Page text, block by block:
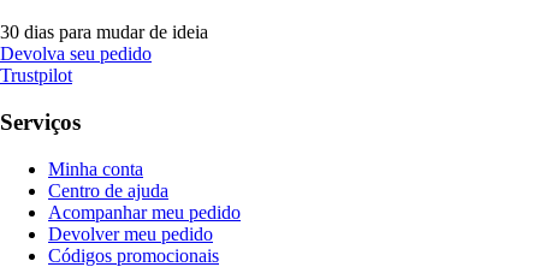
30 dias para mudar de ideia
Devolva seu pedido
Trustpilot
Serviços
Minha conta
Centro de ajuda
Acompanhar meu pedido
Devolver meu pedido
Códigos promocionais